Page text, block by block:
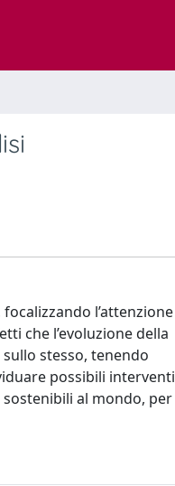
l’attenzione
che l’evoluzione della
stesso, tenendo
possibili interventi
al mondo, per